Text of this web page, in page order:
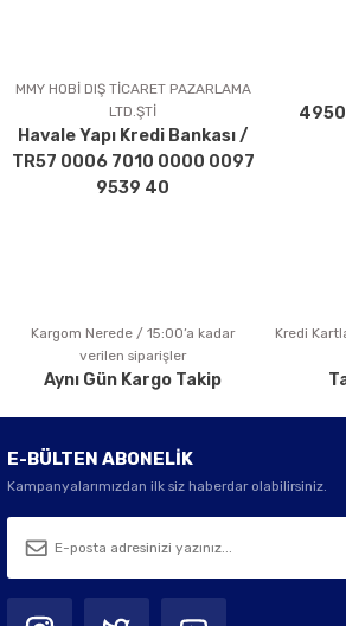
Ürün açıklamasında eksik bilgiler
Ürün bilgilerinde hatalar bulunuyor.
Ürün fiyatı diğer sitelerden daha pahalı.
Bu ürüne benzer farklı alternatifler olmalı.
Gönder
MMY HOBİ DIŞ TİCARET PAZARLAMA
LTD.ŞTİ
Havale Yapı Kredi Bankası /
TR57 0006 7010 0000 0097
9539 40
Kargom Nerede / 15:00’a kadar
verilen siparişler
Aynı Gün Kargo Takip
Kredi
E-BÜLTEN ABONELİK
Kampanyalarımızdan ilk siz haberdar olabilirsiniz.